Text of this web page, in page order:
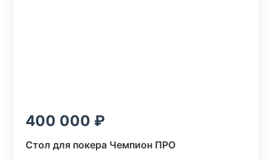
400 000
Стол для покера Чемпион ПРО